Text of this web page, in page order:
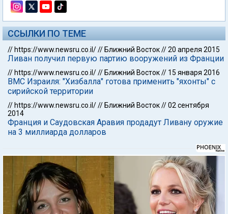
ССЫЛКИ ПО ТЕМЕ
// https://www.newsru.co.il/// Ближний Восток//20 апреля 2015
Ливан получил первую партию вооружений из Франции
// https://www.newsru.co.il/// Ближний Восток// 15 января 2016
ВМС Израиля: "Хизбалла" готова применить "яхонты" с
сирийской территории
// https://www.newsru.co.il/// Ближний Восток//02 сентября
2014
Франция и Саудовская Аравия продадут Ливану оружие
на 3 миллиарда долларов